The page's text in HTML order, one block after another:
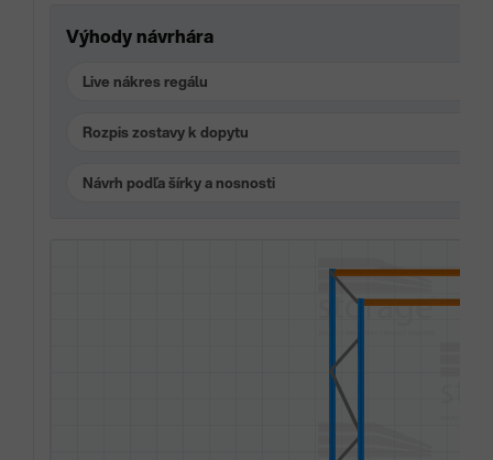
Výhody návrhára
Live nákres regálu
Rozpis zostavy k dopytu
Návrh podľa šírky a nosnosti